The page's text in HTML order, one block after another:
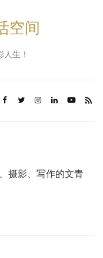
空间
生！
摄影、写作的文青